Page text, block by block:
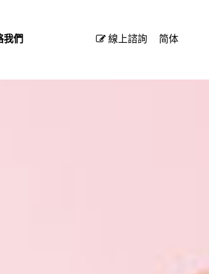
我們 線上諮詢 简体